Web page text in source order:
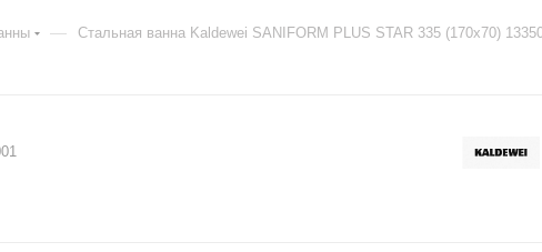
— Стальная ванна Kaldewei SANIFORM PLUS STAR 335 (170x70)